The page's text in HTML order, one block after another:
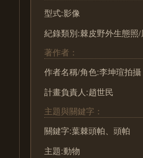
型式:影像
紀錄類別:棘皮野外生態照/
著作者：
作者名稱/角色:李坤瑄拍攝
計畫負責人:趙世民
主題與關鍵字：
關鍵字:葉棘頭帕、頭帕
主題:動物